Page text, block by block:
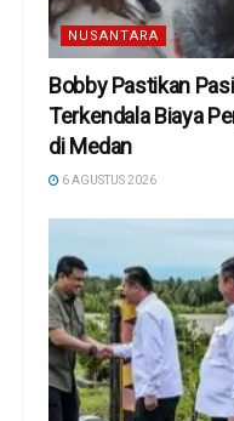
NUSANTARA
Bobby Pastikan
Terkendala Biaya
di Medan
6 AGUSTUS 2026